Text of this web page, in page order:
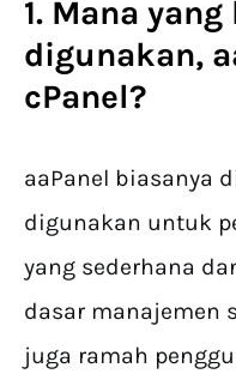
1. Mana
digunakan,
cPanel?
aaPanel biasanya
digunakan untuk
yang sederhana
dasar manajemen
juga ramah